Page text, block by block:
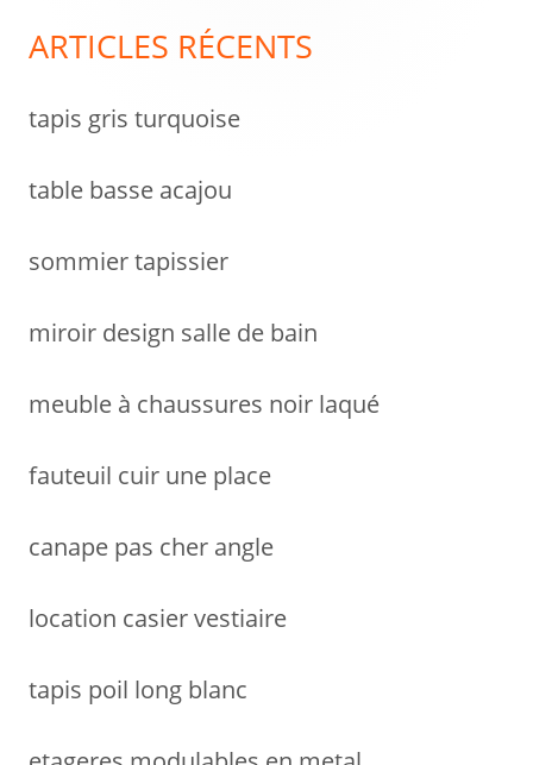
latérale
h
r
e
ARTICLES RÉCENTS
tapis gris turquoise
table basse acajou
sommier tapissier
miroir design salle de bain
meuble à chaussures noir laqué
fauteuil cuir une place
canape pas cher angle
location casier vestiaire
tapis poil long blanc